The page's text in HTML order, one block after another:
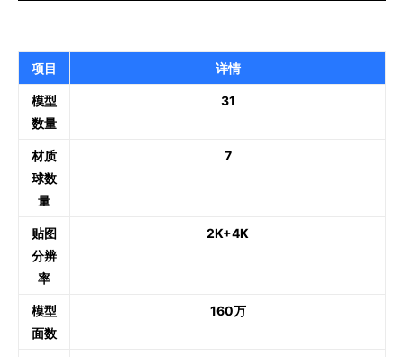
项目 详情
模型
数量
31
材质
球数
量
7
贴图
分辨
率
2K+4K
模型
面数
160万